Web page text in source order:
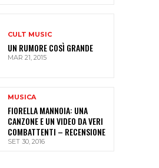
CULT MUSIC
UN RUMORE COSÌ GRANDE
MAR 21, 2015
MUSICA
FIORELLA MANNOIA: UNA
CANZONE E UN VIDEO DA VERI
COMBATTENTI – RECENSIONE
SET 30, 2016